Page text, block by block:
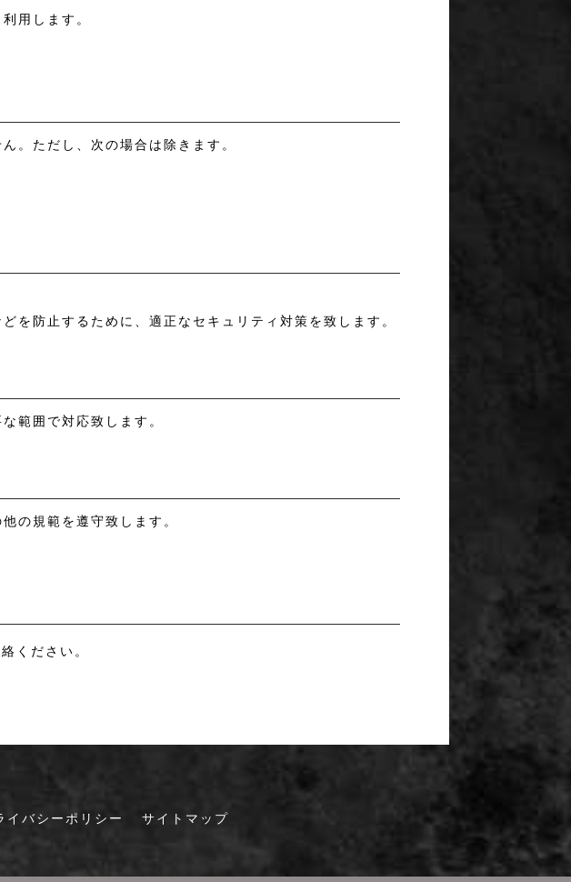
用します。
。ただし、次の場合は除きます。
を防止するために、適正なセキュリティ対策を致します。
範囲で対応致します。
の規範を遵守致します。
ください。
イバシーポリシー サイトマップ